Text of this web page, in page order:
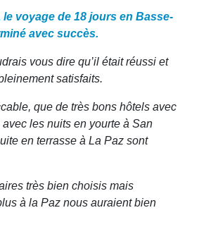
voyage de 18 jours en Basse-
avec succès.
vous dire qu’il était réussi et
satisfaits.
que de très bons hôtels avec
les nuits en yourte à San
en terrasse à La Paz sont
très bien choisis mais
à la Paz nous auraient bien